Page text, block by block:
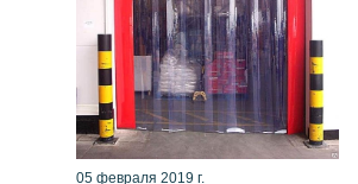
05 февраля 2019 г.